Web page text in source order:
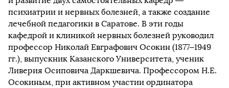
психиатрии и нервных болезней, а также создание
лечебной педагогики в Саратове. В эти годы
кафедрой и клиникой нервных болезней руководил
профессор Николай Евграфович Осокин (1877–1949
гг.), выпускник Казанского Университета, ученик
Ливерия Осиповича Даркшевича. Профессором Н.Е.
Осокиным, при активном участии ординатора